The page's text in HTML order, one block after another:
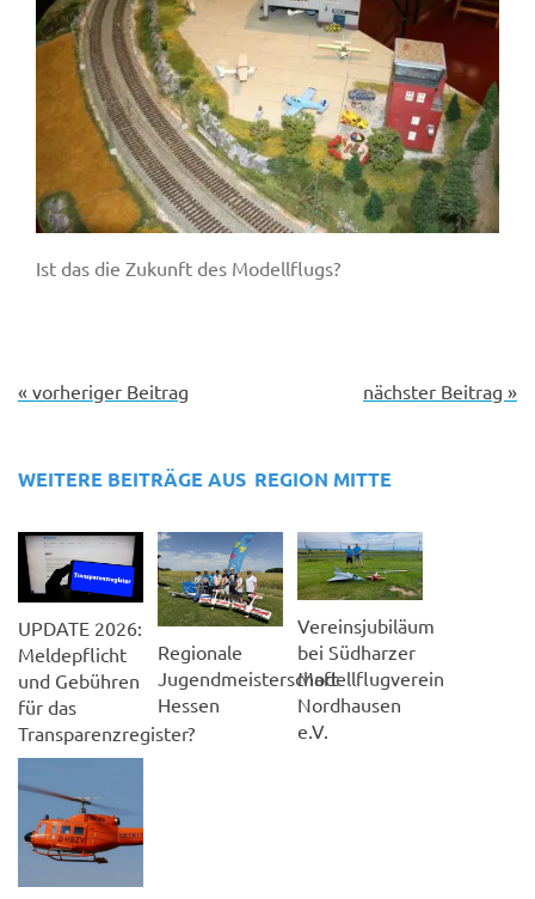
Ist das die Zukunft des Modellflugs?
« vorheriger Beitrag nächster Beitrag »
WEITERE BEITRÄGE AUS REGION MITTE
UPDATE 2026:
Meldepflicht
und Gebühren
für das
Transparenzregister?
Regionale
Jugendmeisterschaft
Hessen
Vereinsjubiläum
bei Südharzer
Modellflugverein
Nordhausen
e.V.